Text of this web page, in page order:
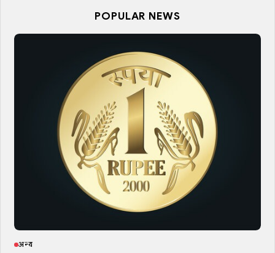
POPULAR NEWS
अन्य